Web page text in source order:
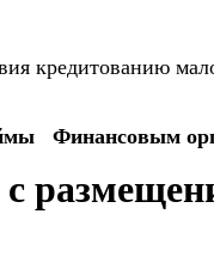
кредитованию
Финансовым